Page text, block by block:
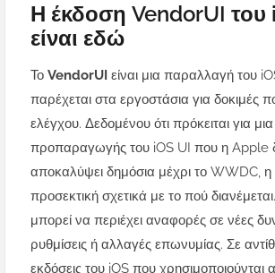
Η έκδοση VendorUI του
είναι εδώ
Το VendorUI είναι μια παραλλαγή του
παρέχεται στα εργοστάσια για δοκιμές
ελέγχου. Δεδομένου ότι πρόκειται για
προπαραγωγής του iOS UI που η Apple
αποκαλύψει δημόσια μέχρι το WWDC, η
προσεκτική σχετικά με το πού
μπορεί να περιέχει αναφορές σε νέες
ρυθμίσεις ή αλλαγές επωνυμίας. Σε
εκδόσεις του iOS που χρησιμοποιούνται